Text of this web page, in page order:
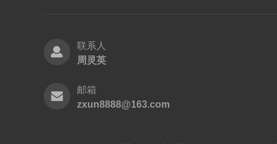
联系人
周灵英
邮箱
zxun8888@163.com